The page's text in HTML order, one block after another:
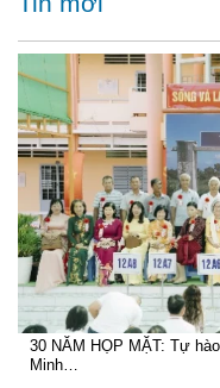
30 NĂM HỌP MẶT: Tự
Minh…